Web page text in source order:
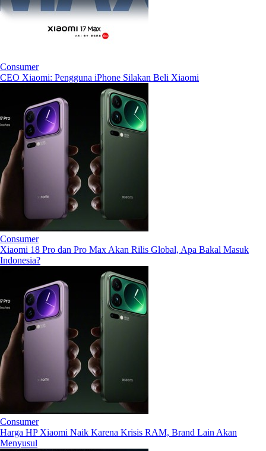
Consumer
CEO Xiaomi: Pengguna iPhone Silakan Beli Xiaomi
Consumer
Xiaomi 18 Pro dan Pro Max Akan Rilis Global, Apa Bakal Masuk
Indonesia?
Consumer
Harga HP Xiaomi Naik Karena Krisis RAM, Brand Lain Akan
Menyusul